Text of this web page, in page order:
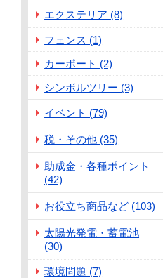
エクステリア (8)
フェンス (1)
カーポート (2)
シンボルツリー (3)
イベント (79)
税・その他 (35)
助成金・各種ポイント
(42)
お役立ち商品など (103)
太陽光発電・蓄電池
(30)
環境問題 (7)